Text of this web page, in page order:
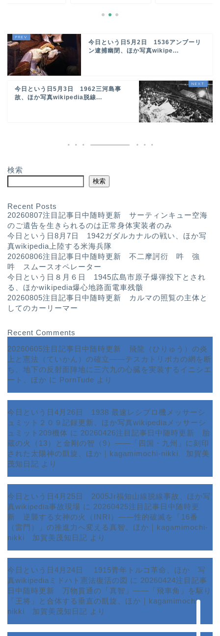
今日という日5月2日 1536アンブーリ
ン逮捕幽閉、ほか写真wikipe...
今日という日5月3日 1962三河島事
故、ほか写真wikipedia脱線...
検索
検索
Recent Posts
20260807注目記事日中随時更新 サーティンキュー空海
のご遺告を生きられるのは正常身体実装者のみ
今日という日8月7日 1942ガダルカナルの戦い、ほか写
真wikipedia上陸する米海兵隊
20260806注目記事日中随時更新 不二摩訶衍 吽 強
吽 スムースオペレーター
今日という日８月６日 1945広島市原子爆弾投下とされ
る、ほかwikipedia爆心地路面電車残骸
20260805注目記事日中随時更新 カルマの照覧の主体と
してのカーリーマー
Recent Comments
20260605注目記事日中随時更新 飛龍（ひりゅう）の炎
上と憲法（ていかん）の確立――テスカトリポカの網を断
ち、地下の反射面陣地に三六九の心臓を実装するイニシエ
ート、ほか に PornTude より
今日という日4月26日 1938 最速レシプロ機メッサーシ
ュミット２０９記録更新、ほか写真wikipediaメッサーシ
ュミット209機体 に 20260426注目記事日中随時更新 胎
蔵の火（13）と金剛の智（9）――「四国・九州」に刻印
された太陽神の凱旋、ほか｜kagamimochi-nikki 加賀美
茂知日記 より
今日という日4月25日 2005Jr福知山線脱線事故、ほか写
真wikipedia事故現場 に 20260425注目記事日中随時更
新 逆襲する女神の火（INRI）――性的破滅を「16番
（雷門）」の推進力へ変える真智、ほか｜kagamimochi-
nikki 加賀美茂知日記 より
今日という日4月24日 1915青年トルコ革命、ほか 写
真wikipediaミドハト憲法復活の図 に 20260424注目記事
日中随時更新 万物貫通の「真智」――「飛車角」を駆り
「王将」と合体する垂直の凱旋、ほか｜kagamimochi-
nikki 加賀美茂知日記 より
ホーム
サービス
ランキング